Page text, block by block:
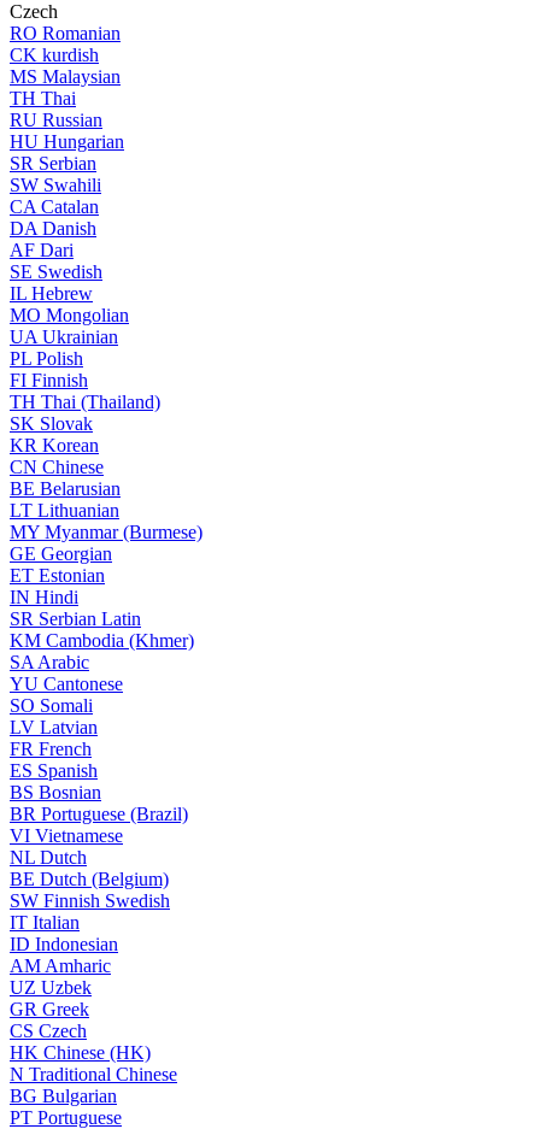
Czech
RO Romanian
CK kurdish
MS Malaysian
TH Thai
RU Russian
HU Hungarian
SR Serbian
SW Swahili
CA Catalan
DA Danish
AF Dari
SE Swedish
IL Hebrew
MO Mongolian
UA Ukrainian
PL Polish
FI Finnish
TH Thai (Thailand)
SK Slovak
KR Korean
CN Chinese
BE Belarusian
LT Lithuanian
MY Myanmar (Burmese)
GE Georgian
ET Estonian
IN Hindi
SR Serbian Latin
KM Cambodia (Khmer)
SA Arabic
YU Cantonese
SO Somali
LV Latvian
FR French
ES Spanish
BS Bosnian
BR Portuguese (Brazil)
VI Vietnamese
NL Dutch
BE Dutch (Belgium)
SW Finnish Swedish
IT Italian
ID Indonesian
AM Amharic
UZ Uzbek
GR Greek
CS Czech
HK Chinese (HK)
N Traditional Chinese
BG Bulgarian
PT Portuguese